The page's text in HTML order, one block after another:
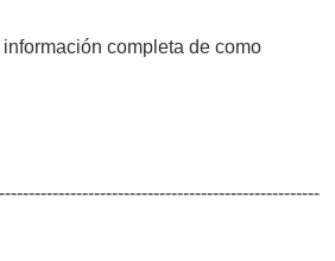
completa de como